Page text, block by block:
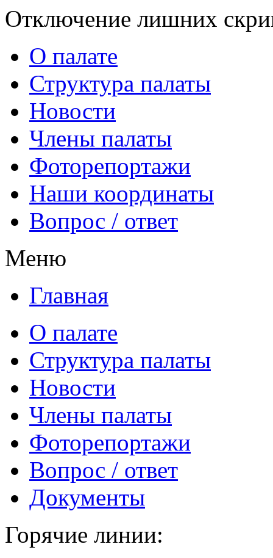
Отключение лишних
О палате
Структура палаты
Новости
Члены палаты
Фоторепортажи
Наши координаты
Вопрос / ответ
Меню
Главная
О палате
Структура палаты
Новости
Члены палаты
Фоторепортажи
Вопрос / ответ
Документы
Горячие линии: